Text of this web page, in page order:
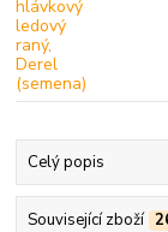
Celý popis
Související zboží